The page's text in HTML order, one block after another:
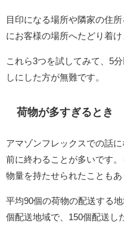
目印になる場所や隣家の住
にお客様の場所へたどり着け
これら3つを試してみて、5
しにした方が無難です。
荷物が多すぎるとき
アマゾンフレックスでの話
前に終わることが多いです
物量を持たせられたこともあ
平均90個の荷物の配送する
個配送地域で、150個配送し